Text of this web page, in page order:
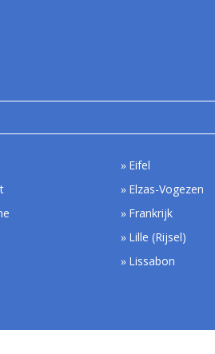
Eifel
Elzas-Vogezen
Frankrijk
Lille (Rijsel)
Lissabon